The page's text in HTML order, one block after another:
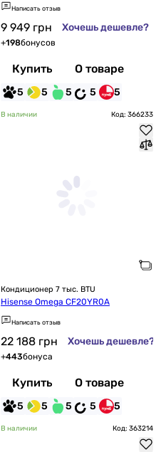
Написать отзыв
9 949 грн Хочешь дешевле?
+198бонусов
Купить О товаре
5 5 5 5 5
В наличии Код: 366233
Кондиционер 7 тыс. BTU
Hisense Omega CF20YR0A
Написать отзыв
22 188 грн Хочешь дешевле?
+443бонуса
Купить О товаре
5 5 5 5 5
В наличии Код: 363214